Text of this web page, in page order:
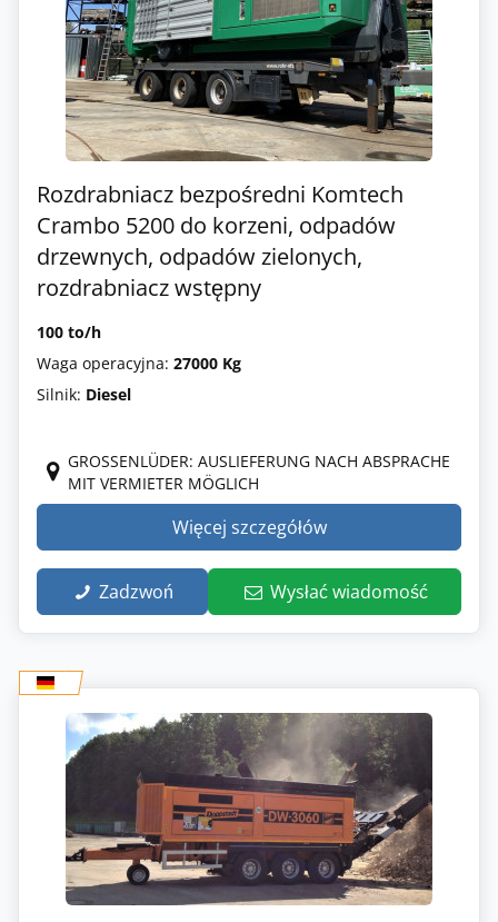
Rozdrabniacz bezpośredni Komtech
Crambo 5200 do korzeni, odpadów
drzewnych, odpadów zielonych,
rozdrabniacz wstępny
100 to/h
Waga operacyjna: 27000 Kg
Silnik: Diesel
GROSSENLÜDER: AUSLIEFERUNG NACH ABSPRACHE M
IT VERMIETER MÖGLICH
Więcej szczegółów
Zadzwoń Wysłać wiadomość